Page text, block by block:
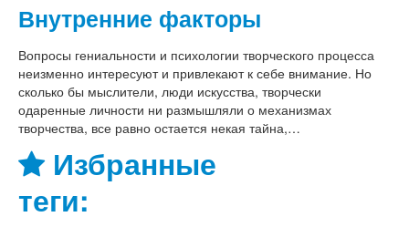
Внутренние факторы
Вопросы гениальности и психологии творческого процесса
неизменно интересуют и привлекают к себе внимание. Но
сколько бы мыслители, люди искусства, творчески
одаренные личности ни размышляли о механизмах
творчества, все равно остается некая тайна,…
Избранные
теги: